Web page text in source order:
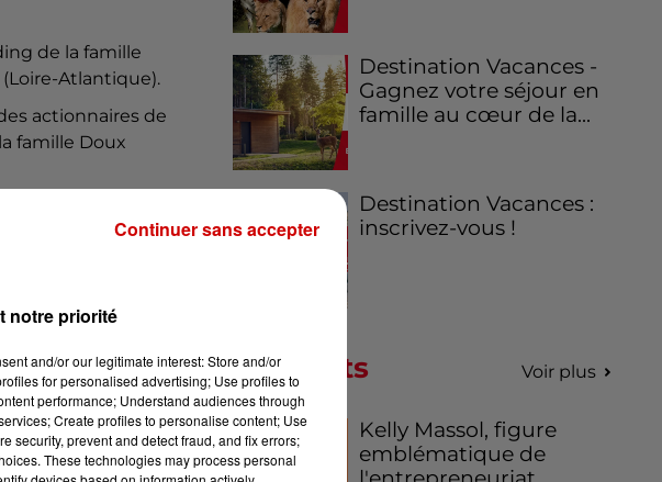
de la famille
Atlantique).
actionnaires de
famille Doux
en 2014, Doux
Moyen-Orient, et
Dans la
valid� en
de 110
plus de 12.000
Destination Vacances -
Gagnez votre séjour en
famille au cœur de la...
Destination Vacances :
inscrivez-vous !
Podcasts Voir plus
Kelly Massol, figure
emblématique de
notre priorité
and/or our legitimate interest: Store and/or
for personalised advertising; Use profiles to
performance; Understand audiences through
Create profiles to personalise content; Use
security, prevent and detect fraud, and fix errors;
These technologies may process personal
Continuer sans accepter